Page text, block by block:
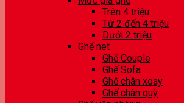
Trên 4 triệu
Từ 2 đến 4 triệu
Dưới 2 triệu
Ghế net
Ghế Couple
Ghế Sofa
Ghế chân xoay
Ghế chân quỳ